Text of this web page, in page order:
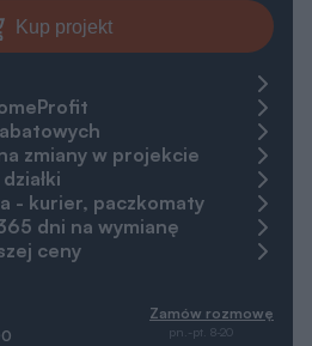
Kup projekt
zmiany w projekcie
- kurier, paczkomaty
dni na wymianę
ceny
Zamów rozmowę
pn.-pt. 8-20